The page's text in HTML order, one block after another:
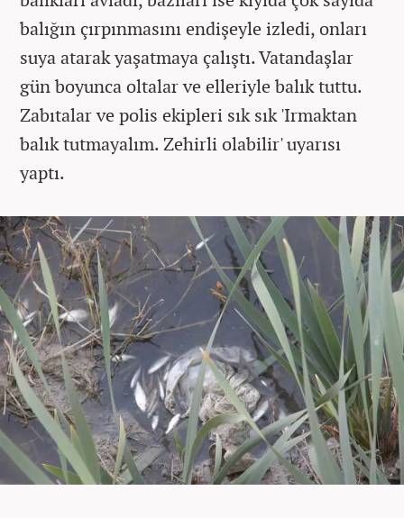
balığın çırpınmasını endişeyle izledi, onları
suya atarak yaşatmaya çalıştı. Vatandaşlar
gün boyunca oltalar ve elleriyle balık tuttu.
Zabıtalar ve polis ekipleri sık sık 'Irmaktan
balık tutmayalım. Zehirli olabilir' uyarısı
yaptı.